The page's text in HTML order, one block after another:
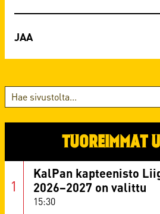
TUOREIMMAT
15:30
KalPan kapteenisto
2026–2027 on valittu